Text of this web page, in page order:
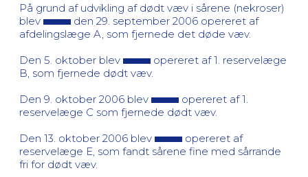
På grund af udvikling af dødt væv i sårene (nekroser)
blev
den 29. september 2006 opereret af
afdelingslæge A, som fjernede det døde væv.
Den 5. oktober blev
opereret af 1. reservelæge
B, som fjernede dødt væv.
Den 9. oktober 2006 blev
opereret af 1.
reservelæge C som fjernede dødt væv.
Den 13. oktober 2006 blev
opereret af
reservelæge E, som fandt sårene fine med sårrande
fri for dødt væv.